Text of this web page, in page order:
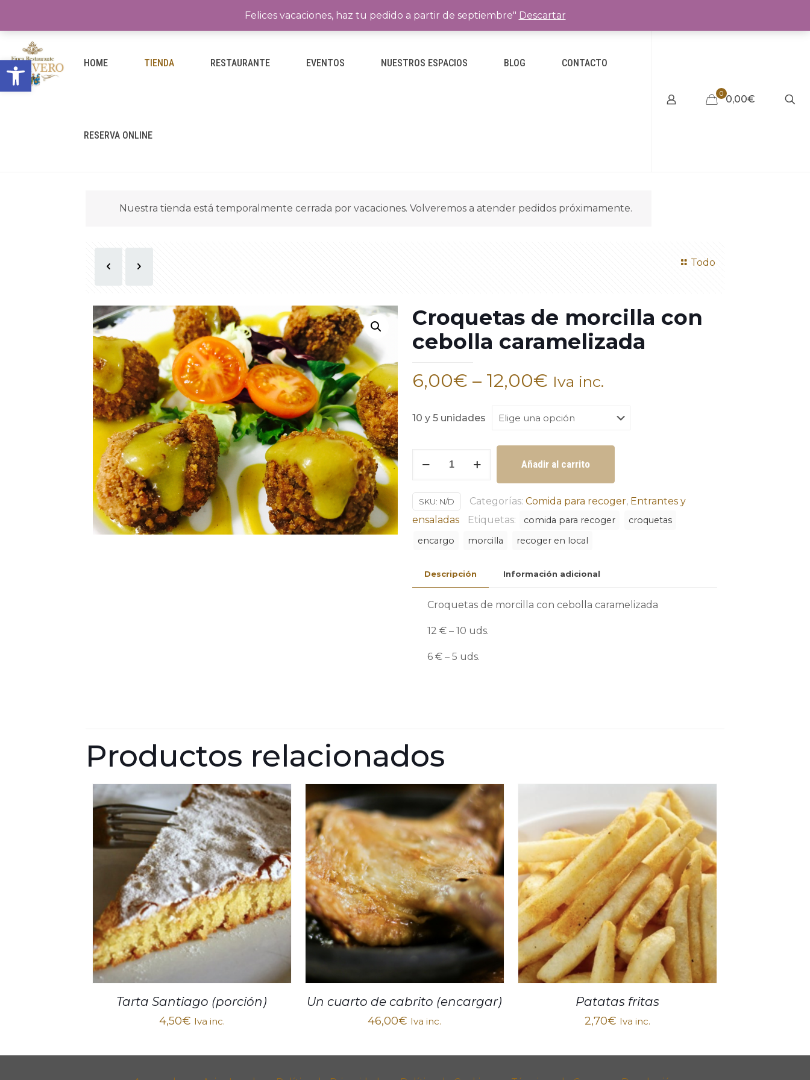
Abrir barra de herramientas
HOME TIENDA RESTAURANTE EVENTOS NUESTROS ESPACIOS BLOG CONTACTO
RESERVA ONLINE
0 0,00€
Nuestra tienda está temporalmente cerrada por vacaciones. Volveremos a atender pedidos próximamente.
Todo
Croquetas de morcilla con
cebolla caramelizada
6,00€ – 12,00€ Iva inc.
10 y 5 unidades
morcilla
con
cebolla
caramelizada
Añadir al carrito
SKU: N/D Categorías: Comida para recoger, Entrantes y
ensaladas
Etiquetas: comida para recoger
croquetas
encargo
morcilla recoger en local
Descripción Información adicional
Croquetas de morcilla con cebolla caramelizada
12 € – 10 uds.
6 € – 5 uds.
Productos relacionados
Tarta Santiago (porción)
4,50€ Iva inc.
Un cuarto de cabrito (encargar)
46,00€ Iva inc.
Patatas fritas
2,70€ Iva inc.
Felices vacaciones, haz tu pedido a partir de septiembre" Descartar